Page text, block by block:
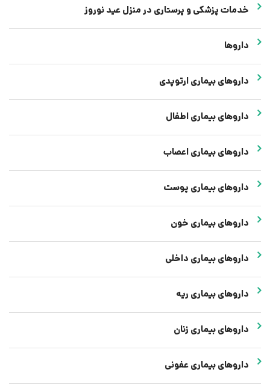
خدمات پزشکی و پرستاری در منزل عید نوروز
داروها
داروهای بیماری ارتوپدی
داروهای بیماری اطفال
داروهای بیماری اعصاب
داروهای بیماری پوست
داروهای بیماری خون
داروهای بیماری داخلی
داروهای بیماری ریه
داروهای بیماری زنان
داروهای بیماری عفونی